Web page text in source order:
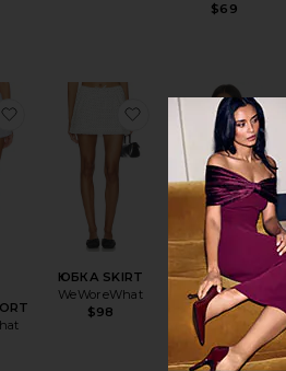
$69
избранноеШОРТЫ SHORT
ЮБКА SKIRT
WeWoreWhat
$98
избранноеЮБКА
ТОП TOP
WeWoreWhat
$68